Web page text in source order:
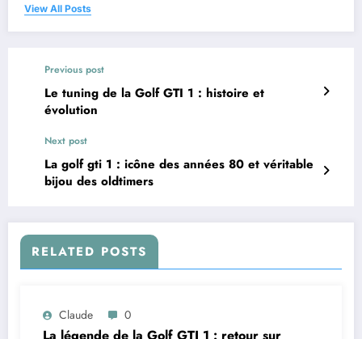
View All Posts
Previous post
Le tuning de la Golf GTI 1 : histoire et
évolution
Next post
La golf gti 1 : icône des années 80 et véritable
bijou des oldtimers
RELATED POSTS
Claude 0
La légende de la Golf GTI 1 : retour sur